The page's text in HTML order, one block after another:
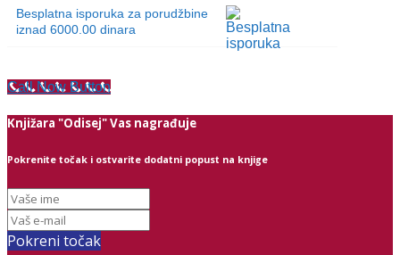
Besplatna isporuka za porudžbine
iznad 6000.00 dinara
Call Now Button
Knjižara "Odisej" Vas nagrađuje
Pokrenite točak i ostvarite dodatni popust na knjige
Pokreni točak